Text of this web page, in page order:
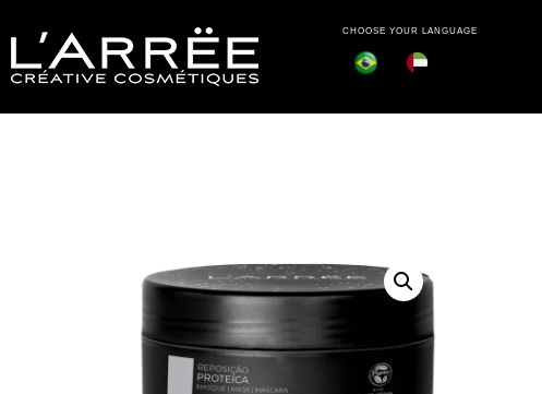
CHOOSE YOUR LANGUAGE